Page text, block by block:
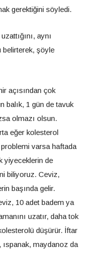
gerektiğini söyledi.
aynı
belirterek, şöyle
açısından çok
balık, 1 gün de tavuk
olmazı olsun.
eğer kolesterol
varsa haftada
yiyeceklerin de
biliyoruz. Ceviz,
başında gelir.
10 adet badem ya
uzatır, daha tok
düşürür. İftar
maydanoz da